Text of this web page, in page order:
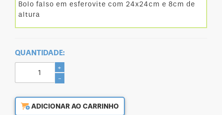
Bolo falso em esferovite com 24x24cm e 8cm de
altura
QUANTIDADE:
+
-
ADICIONAR AO CARRINHO